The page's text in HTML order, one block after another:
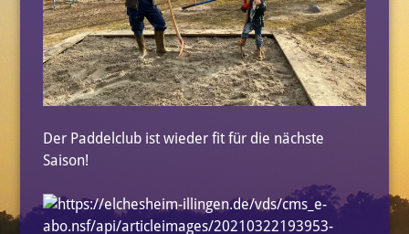
Der Paddelclub ist wieder fit für die nächste
Saison!